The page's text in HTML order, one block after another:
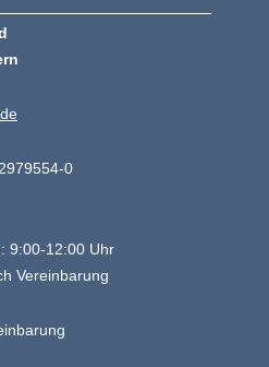
0
9:00-12:00 Uhr
Vereinbarung